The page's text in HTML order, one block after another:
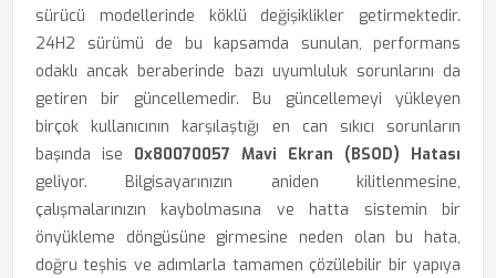
sürücü modellerinde köklü değişiklikler getirmektedir.
24H2 sürümü de bu kapsamda sunulan, performans
odaklı ancak beraberinde bazı uyumluluk sorunlarını da
getiren bir güncellemedir. Bu güncellemeyi yükleyen
birçok kullanıcının karşılaştığı en can sıkıcı sorunların
başında ise 0x80070057 Mavi Ekran (BSOD) Hatası
geliyor. Bilgisayarınızın aniden kilitlenmesine,
çalışmalarınızın kaybolmasına ve hatta sistemin bir
önyükleme döngüsüne girmesine neden olan bu hata,
doğru teşhis ve adımlarla tamamen çözülebilir bir yapıya